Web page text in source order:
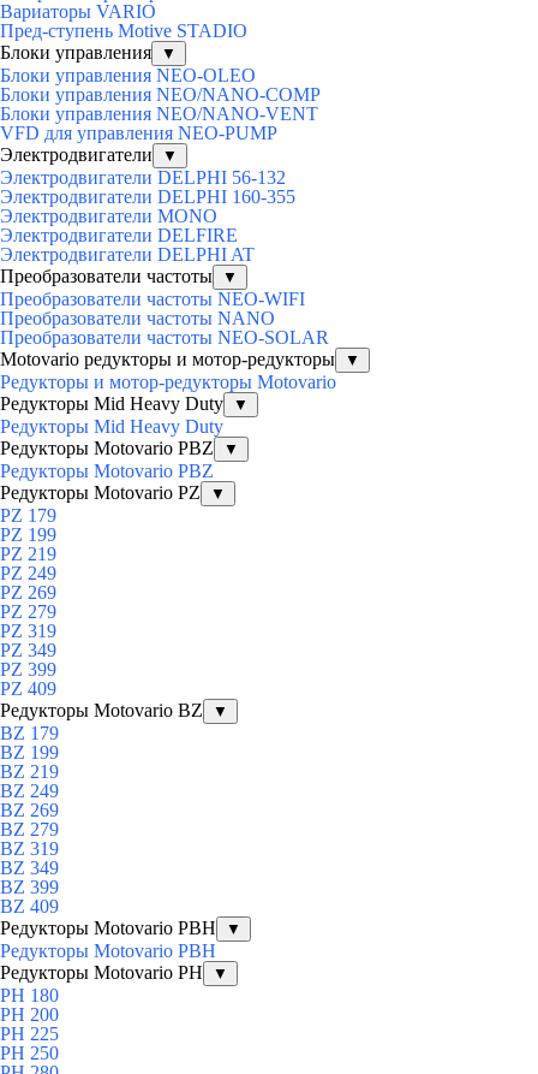
Вариаторы VARIO
Пред-ступень Motive STADIO
Блоки управления
▼
Блоки управления NEO-OLEO
Блоки управления NEO/NANO-COMP
Блоки управления NEO/NANO-VENT
VFD для управления NEO-PUMP
Электродвигатели
▼
Электродвигатели DELPHI 56-132
Электродвигатели DELPHI 160-355
Электродвигатели MONO
Электродвигатели DELFIRE
Электродвигатели DELPHI AT
Преобразователи частоты
▼
Преобразователи частоты NEO-WIFI
Преобразователи частоты NANO
Преобразователи частоты NEO-SOLAR
Motovario редукторы и мотор-редукторы
▼
Редукторы и мотор-редукторы Motovario
Редукторы Mid Heavy Duty
▼
Редукторы Mid Heavy Duty
Редукторы Motovario PBZ
▼
Редукторы Motovario PBZ
Редукторы Motovario PZ
▼
PZ 179
PZ 199
PZ 219
PZ 249
PZ 269
PZ 279
PZ 319
PZ 349
PZ 399
PZ 409
Редукторы Motovario BZ
▼
BZ 179
BZ 199
BZ 219
BZ 249
BZ 269
BZ 279
BZ 319
BZ 349
BZ 399
BZ 409
Редукторы Motovario PBH
▼
Редукторы Motovario PBH
Редукторы Motovario PH
▼
PH 180
PH 200
PH 225
PH 250